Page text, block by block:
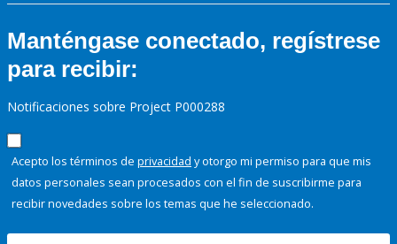
Manténgase conectado, regístrese
para recibir:
Notificaciones sobre Project P000288
Acepto los términos de privacidad y otorgo mi permiso para que mis
datos personales sean procesados con el fin de suscribirme para
recibir novedades sobre los temas que he seleccionado.